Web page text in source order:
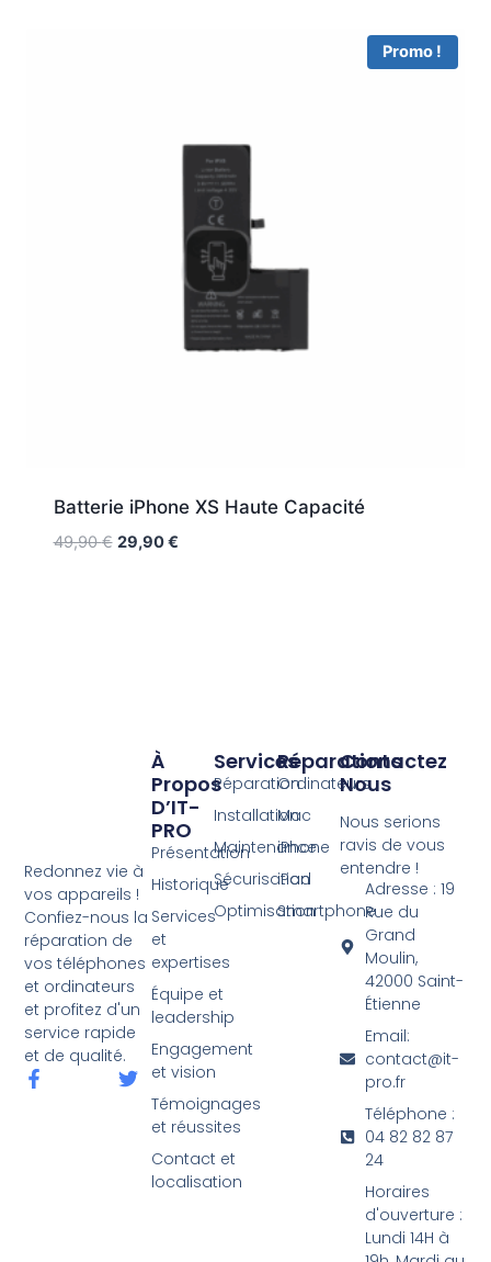
Promo !
Batterie iPhone XS Haute Capacité
49,90€ 29,90€
Redonnez vie à
vos appareils !
Confiez-nous la
réparation de
vos téléphones
et ordinateurs
et profitez d'un
service rapide
et de qualité.
Réparations
Ordinateurs
Mac
iPhone
iPad
Smartphone
Services
Réparation
Installation
Maintenance
Sécurisation
Optimisation
À
Propos
D’IT-
PRO
Présentation
Historique
Services
et
expertises
Équipe et
leadership
Engagement
et vision
Témoignages
et réussites
Contact et
localisation
Contactez
Nous
Nous serions
ravis de vous
entendre !
Adresse : 19
Rue du
Grand
Moulin,
42000 Saint-
Étienne
Email:
contact@it-
pro.fr
Téléphone :
04 82 82 87
24
Horaires
d'ouverture :
Lundi 14H à